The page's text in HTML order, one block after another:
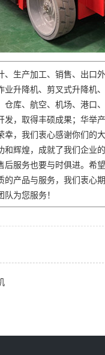
产加工、销售、出口
升降机、剪叉式升降
库、航空、机场、港
，取得丰硕成果；华
，我们衷心感谢你们
辉煌，成就了我们企业
服务也要与时俱进。
产品与服务，我们衷
为您服务！